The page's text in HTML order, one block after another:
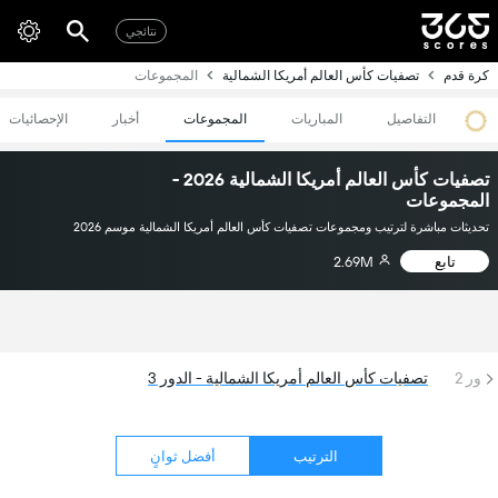
نتائجي
كرة قدم تصفيات كأس العالم أمريكا الشمالية المجموعات
التفاصيل المباريات المجموعات أخبار الإحصائيات
تصفيات كأس العالم أمريكا الشمالية 2026 -
المجموعات
تحديثات مباشرة لترتيب ومجموعات تصفيات كأس العالم أمريكا الشمالية موسم 2026
تابع 2.69M
2 تصفيات كأس العالم أمريكا الشمالية - الدور 3
الترتيب أفضل ثوانٍ